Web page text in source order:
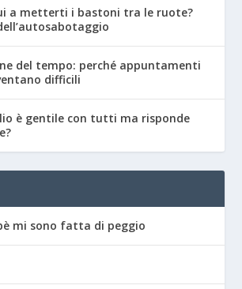
a metterti i bastoni tra le ruote?
del tempo: perché appuntamenti
difficili
è gentile con tutti ma risponde
mi sono fatta di peggio